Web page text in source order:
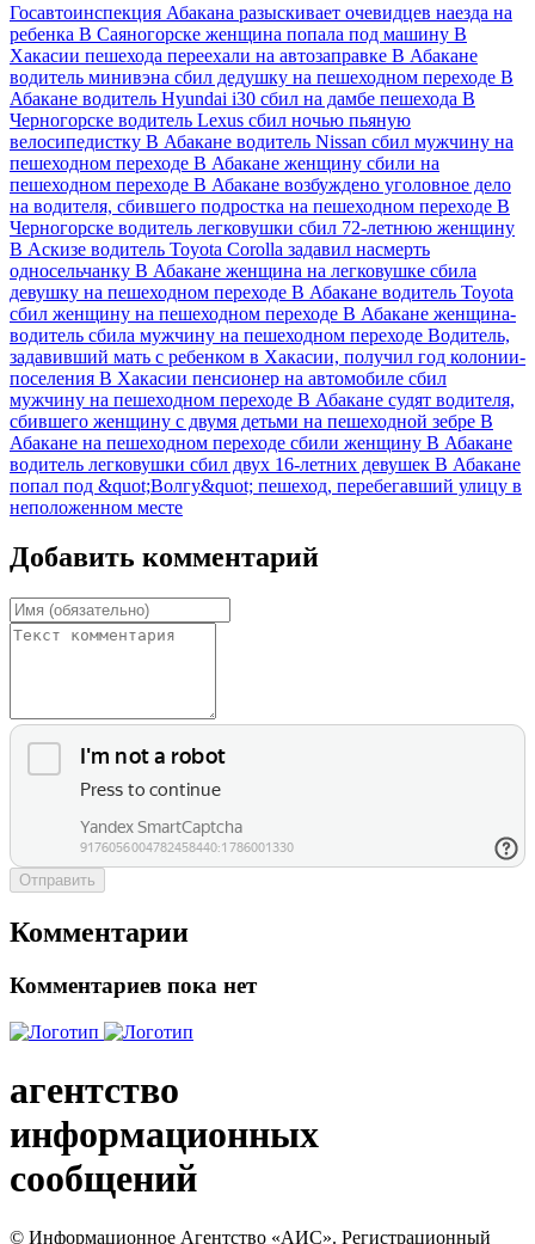
Госавтоинспекция Абакана разыскивает очевидцев наезда на
ребенка В Саяногорске женщина попала под машину В
Хакасии пешехода переехали на автозаправке В Абакане
водитель минивэна сбил дедушку на пешеходном переходе В
Абакане водитель Hyundai i30 сбил на дамбе пешехода В
Черногорске водитель Lexus сбил ночью пьяную
велосипедистку В Абакане водитель Nissan сбил мужчину на
пешеходном переходе В Абакане женщину сбили на
пешеходном переходе В Абакане возбуждено уголовное дело
на водителя, сбившего подростка на пешеходном переходе В
Черногорске водитель легковушки сбил 72-летнюю женщину
В Аскизе водитель Toyota Corolla задавил насмерть
односельчанку В Абакане женщина на легковушке сбила
девушку на пешеходном переходе В Абакане водитель Toyota
сбил женщину на пешеходном переходе В Абакане женщина-
водитель сбила мужчину на пешеходном переходе Водитель,
задавивший мать с ребенком в Хакасии, получил год колонии-
поселения В Хакасии пенсионер на автомобиле сбил
мужчину на пешеходном переходе В Абакане судят водителя,
сбившего женщину с двумя детьми на пешеходной зебре В
Абакане на пешеходном переходе сбили женщину В Абакане
водитель легковушки сбил двух 16-летних девушек В Абакане
попал под &quot;Волгу&quot; пешеход, перебегавший улицу в
неположенном месте
Добавить комментарий
Отправить
Комментарии
Комментариев пока нет
агентство
информационных
сообщений
© Информационное Агентство «АИС». Регистрационный